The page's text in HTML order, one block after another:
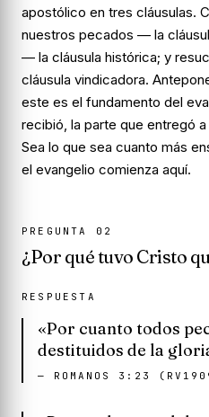
apostólico en tres cláusulas.
nuestros pecados — la
— la cláusula histórica; y
cláusula vindicadora.
este es el fundamento del
recibió, la parte que entregó
Sea lo que sea cuanto más
el evangelio comienza aquí.
PREGUNTA 02
¿Por qué tuvo Cristo
RESPUESTA
«Por cuanto todos
destituidos de la
— ROMANOS 3:23